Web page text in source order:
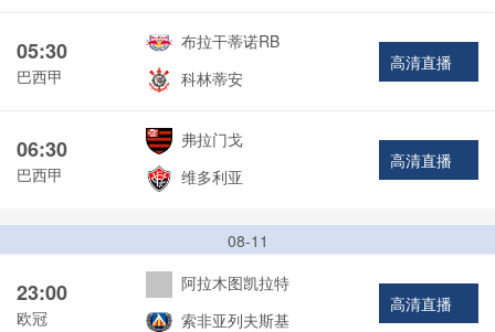
05:30
巴西甲
布拉干蒂诺RB
科林蒂安
高清直播
06:30
巴西甲
弗拉门戈
维多利亚
高清直播
08-11
23:00
欧冠
阿拉木图凯拉特
索非亚列夫斯基
高清直播